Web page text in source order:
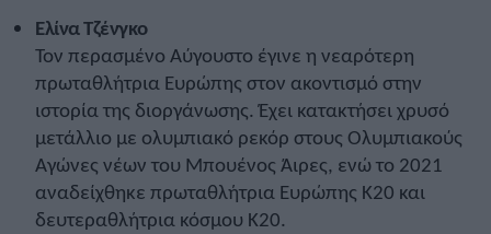
Ελίνα Τζένγκο
Τον περασμένο Αύγουστο έγινε η νεαρότερη
πρωταθλήτρια Ευρώπης στον ακοντισμό στην
ιστορία της διοργάνωσης. Έχει κατακτήσει χρυσό
μετάλλιο με ολυμπιακό ρεκόρ στους Ολυμπιακούς
Αγώνες νέων του Μπουένος Άιρες, ενώ το 2021
αναδείχθηκε πρωταθλήτρια Ευρώπης Κ20 και
δευτεραθλήτρια κόσμου Κ20.